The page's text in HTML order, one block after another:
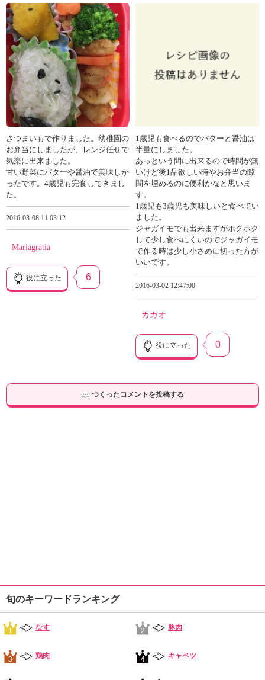
さつまいもで作りました。幼稚園の
お弁当にしましたが、レンジ任せで
気楽に出来ました。
甘い野菜にバターや醤油で美味しか
ったです。4歳児も完食してきまし
た。
2016-03-08 11:03:12
Mariagratia
役に立った 6
1歳児も食べるのでバターと醤油は
半量にしました。
あっという間に出来るので時間が無
いけど後1品欲しい時やお弁当の隙
間を埋めるのに便利かなと思いま
す。
1歳児も3歳児も美味しいと食べてい
ました。
ジャガイモでも出来ますがホクホク
して少し食べにくいのでジャガイモ
で作る時は少し小さめに切った方が
いいです。
2016-03-02 12:47:00
カカオ
役に立った 0
つくったコメントを投稿する
旬のキーワードランキング
1 なす 2 豚肉
3 鶏肉 4 キャベツ